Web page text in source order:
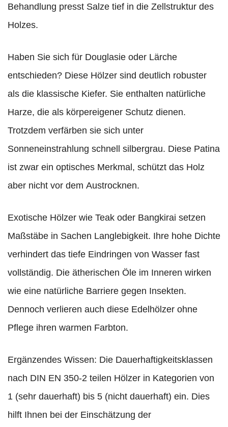
Behandlung presst Salze tief in die Zellstruktur des
Holzes.
Haben Sie sich für Douglasie oder Lärche
entschieden? Diese Hölzer sind deutlich robuster
als die klassische Kiefer. Sie enthalten natürliche
Harze, die als körpereigener Schutz dienen.
Trotzdem verfärben sie sich unter
Sonneneinstrahlung schnell silbergrau. Diese Patina
ist zwar ein optisches Merkmal, schützt das Holz
aber nicht vor dem Austrocknen.
Exotische Hölzer wie Teak oder Bangkirai setzen
Maßstäbe in Sachen Langlebigkeit. Ihre hohe Dichte
verhindert das tiefe Eindringen von Wasser fast
vollständig. Die ätherischen Öle im Inneren wirken
wie eine natürliche Barriere gegen Insekten.
Dennoch verlieren auch diese Edelhölzer ohne
Pflege ihren warmen Farbton.
Ergänzendes Wissen: Die Dauerhaftigkeitsklassen
nach DIN EN 350-2 teilen Hölzer in Kategorien von
1 (sehr dauerhaft) bis 5 (nicht dauerhaft) ein. Dies
hilft Ihnen bei der Einschätzung der